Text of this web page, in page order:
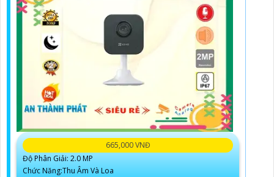
665,000 VNĐ
Độ Phân Giải: 2.0 MP
Chức Năng:Thu Âm Và Loa